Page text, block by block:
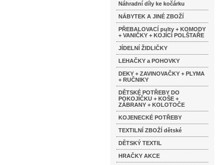
Náhradní díly ke kočárku
NÁBYTEK A JINÉ ZBOŽÍ
PŘEBALOVACÍ pulty + KOMODY
+ VANIČKY + KOJÍCÍ POLŠTAŘE
JÍDELNÍ ŽIDLIČKY
LEHAČKY a POHOVKY
DEKY + ZAVINOVAČKY + PLYMA
+ RUČNIKY
DĚTSKÉ POTŘEBY DO
POKOJÍČKU + KOŠE +
ZÁBRANY + KOLOTOČE
KOJENECKÉ POTŘEBY
TEXTILNÍ ZBOŽÍ dětské
DĚTSKÝ TEXTIL
HRAČKY AKCE